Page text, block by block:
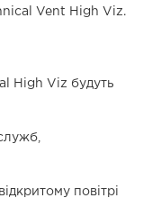
Vent High Viz.
High Viz будуть
повітрі